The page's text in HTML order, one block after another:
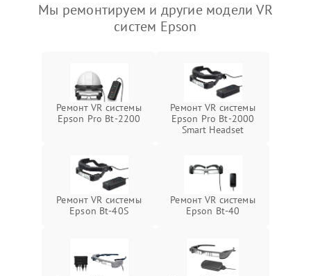
Мы ремонтируем и другие модели VR
систем Epson
Ремонт VR системы
Epson Pro Bt-2200
Ремонт VR системы
Epson Pro Bt-2000
Smart Headset
Ремонт VR системы
Epson Bt-40S
Ремонт VR системы
Epson Bt-40